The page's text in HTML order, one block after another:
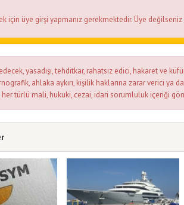
için üye girşi yapmanız gerekmektedir. Üye
yasadışı, tehditkar, rahatsız edici, hakaret ve
ahlaka aykırı, kişilik haklarına zarar verici ya
türlü mali, hukuki, cezai, idari sorumluluk içeriği